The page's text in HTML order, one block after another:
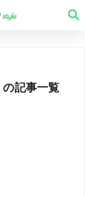
の記事一覧